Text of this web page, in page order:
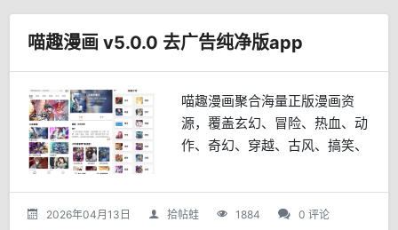
喵趣漫画 v5.0.0 去广告纯净版app
喵趣漫画聚合海量正版漫画资
源，覆盖玄幻、冒险、热血、动
作、奇幻、穿越、古风、搞笑、
美、治愈等全品类题材。平台提
供《大奉打更人》《一人之下》
2026年04月13日 拾帖蛙 1884
0 评论